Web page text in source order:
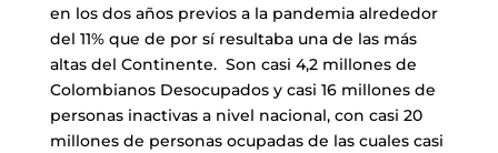
en los dos años previos a la pandemia alrededor
del 11% que de por sí resultaba una de las más
altas del Continente. Son casi 4,2 millones de
Colombianos Desocupados y casi 16 millones de
personas inactivas a nivel nacional, con casi 20
millones de personas ocupadas de las cuales casi